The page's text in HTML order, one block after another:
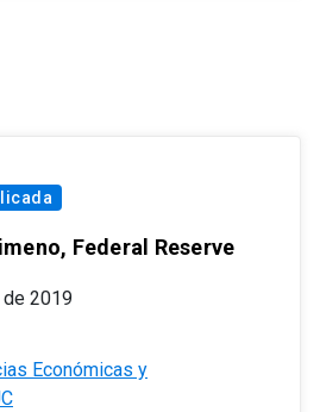
Federal Reserve
2019
Económicas y